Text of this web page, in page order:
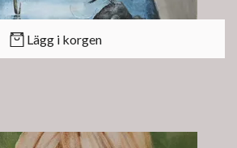
Lägg i korgen